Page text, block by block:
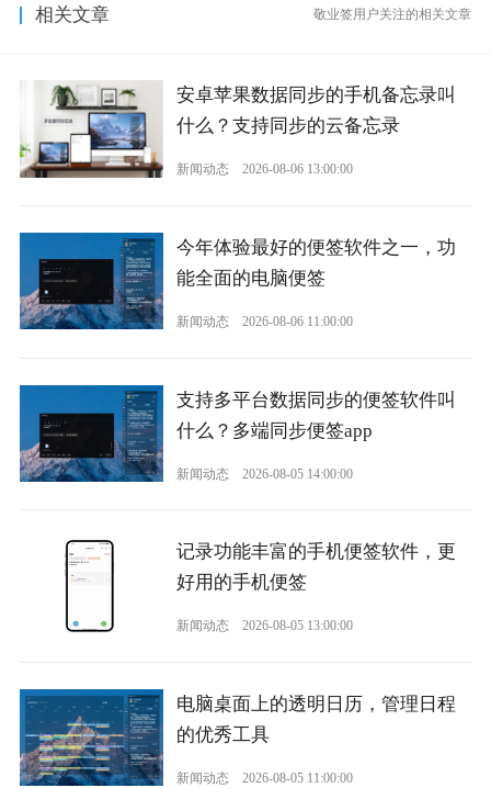
相关文章 敬业签用户关注的相关文章
安卓苹果数据同步的手机备忘录叫
什么？支持同步的云备忘录
新闻动态 2026-08-06 13:00:00
今年体验最好的便签软件之一，功
能全面的电脑便签
新闻动态 2026-08-06 11:00:00
支持多平台数据同步的便签软件叫
什么？多端同步便签app
新闻动态 2026-08-05 14:00:00
记录功能丰富的手机便签软件，更
好用的手机便签
新闻动态 2026-08-05 13:00:00
电脑桌面上的透明日历，管理日程
的优秀工具
新闻动态 2026-08-05 11:00:00